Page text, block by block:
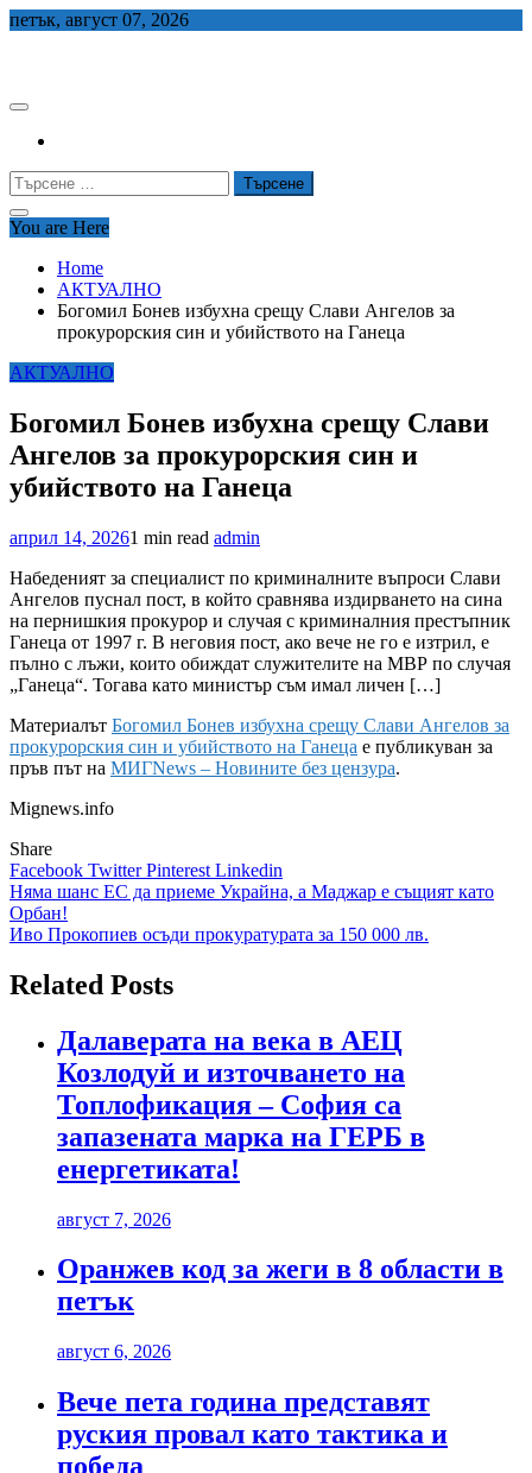
Skip
петък, август 07, 2026
Търсене
за:
You are Here
Home
АКТУАЛНО
Богомил Бонев избухна срещу Слави Ангелов за
прокурорския син и убийството на Ганеца
АКТУАЛНО
Богомил Бонев избухна срещу Слави
Ангелов за прокурорския син и
убийството на Ганеца
април 14, 20261 min read admin
Набеденият за специалист по криминалните въпроси Слави
Ангелов пуснал пост, в който сравнява издирването на сина
на пернишкия прокурор и случая с криминалния престъпник
Ганеца от 1997 г. В неговия пост, ако вече не го е изтрил, е
пълно с лъжи, които обиждат служителите на МВР по случая
„Ганеца“. Тогава като министър съм имал личен […]
Материалът Богомил Бонев избухна срещу Слави Ангелов за
прокурорския син и убийството на Ганеца е публикуван за
пръв път на МИГNews – Новините без цензура.
Mignews.info
Share
Facebook TwitterPinterest Linkedin
Навигация
Няма шанс ЕС да приеме Украйна, а Маджар е същият като
Орбан!
Иво Прокопиев осъди прокуратурата за 150 000 лв.
Related Posts
Далаверата на века в АЕЦ
Козлодуй и източването на
Топлофикация – София са
запазената марка на ГЕРБ в
енергетиката!
август 7, 2026
Оранжев код за жеги в 8 области в
петък
август 6, 2026
Вече пета година представят
руския провал като тактика и
победа